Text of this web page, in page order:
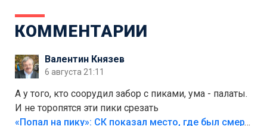
КОММЕНТАРИИ
Валентин Князев
6 августа 21:11
А у того, кто соорудил забор с пиками, ума - палаты.
И не торопятся эти пики срезать
«Попал на пику»: СК показал место, где был смертельно травмирован ребенок в Тольятти